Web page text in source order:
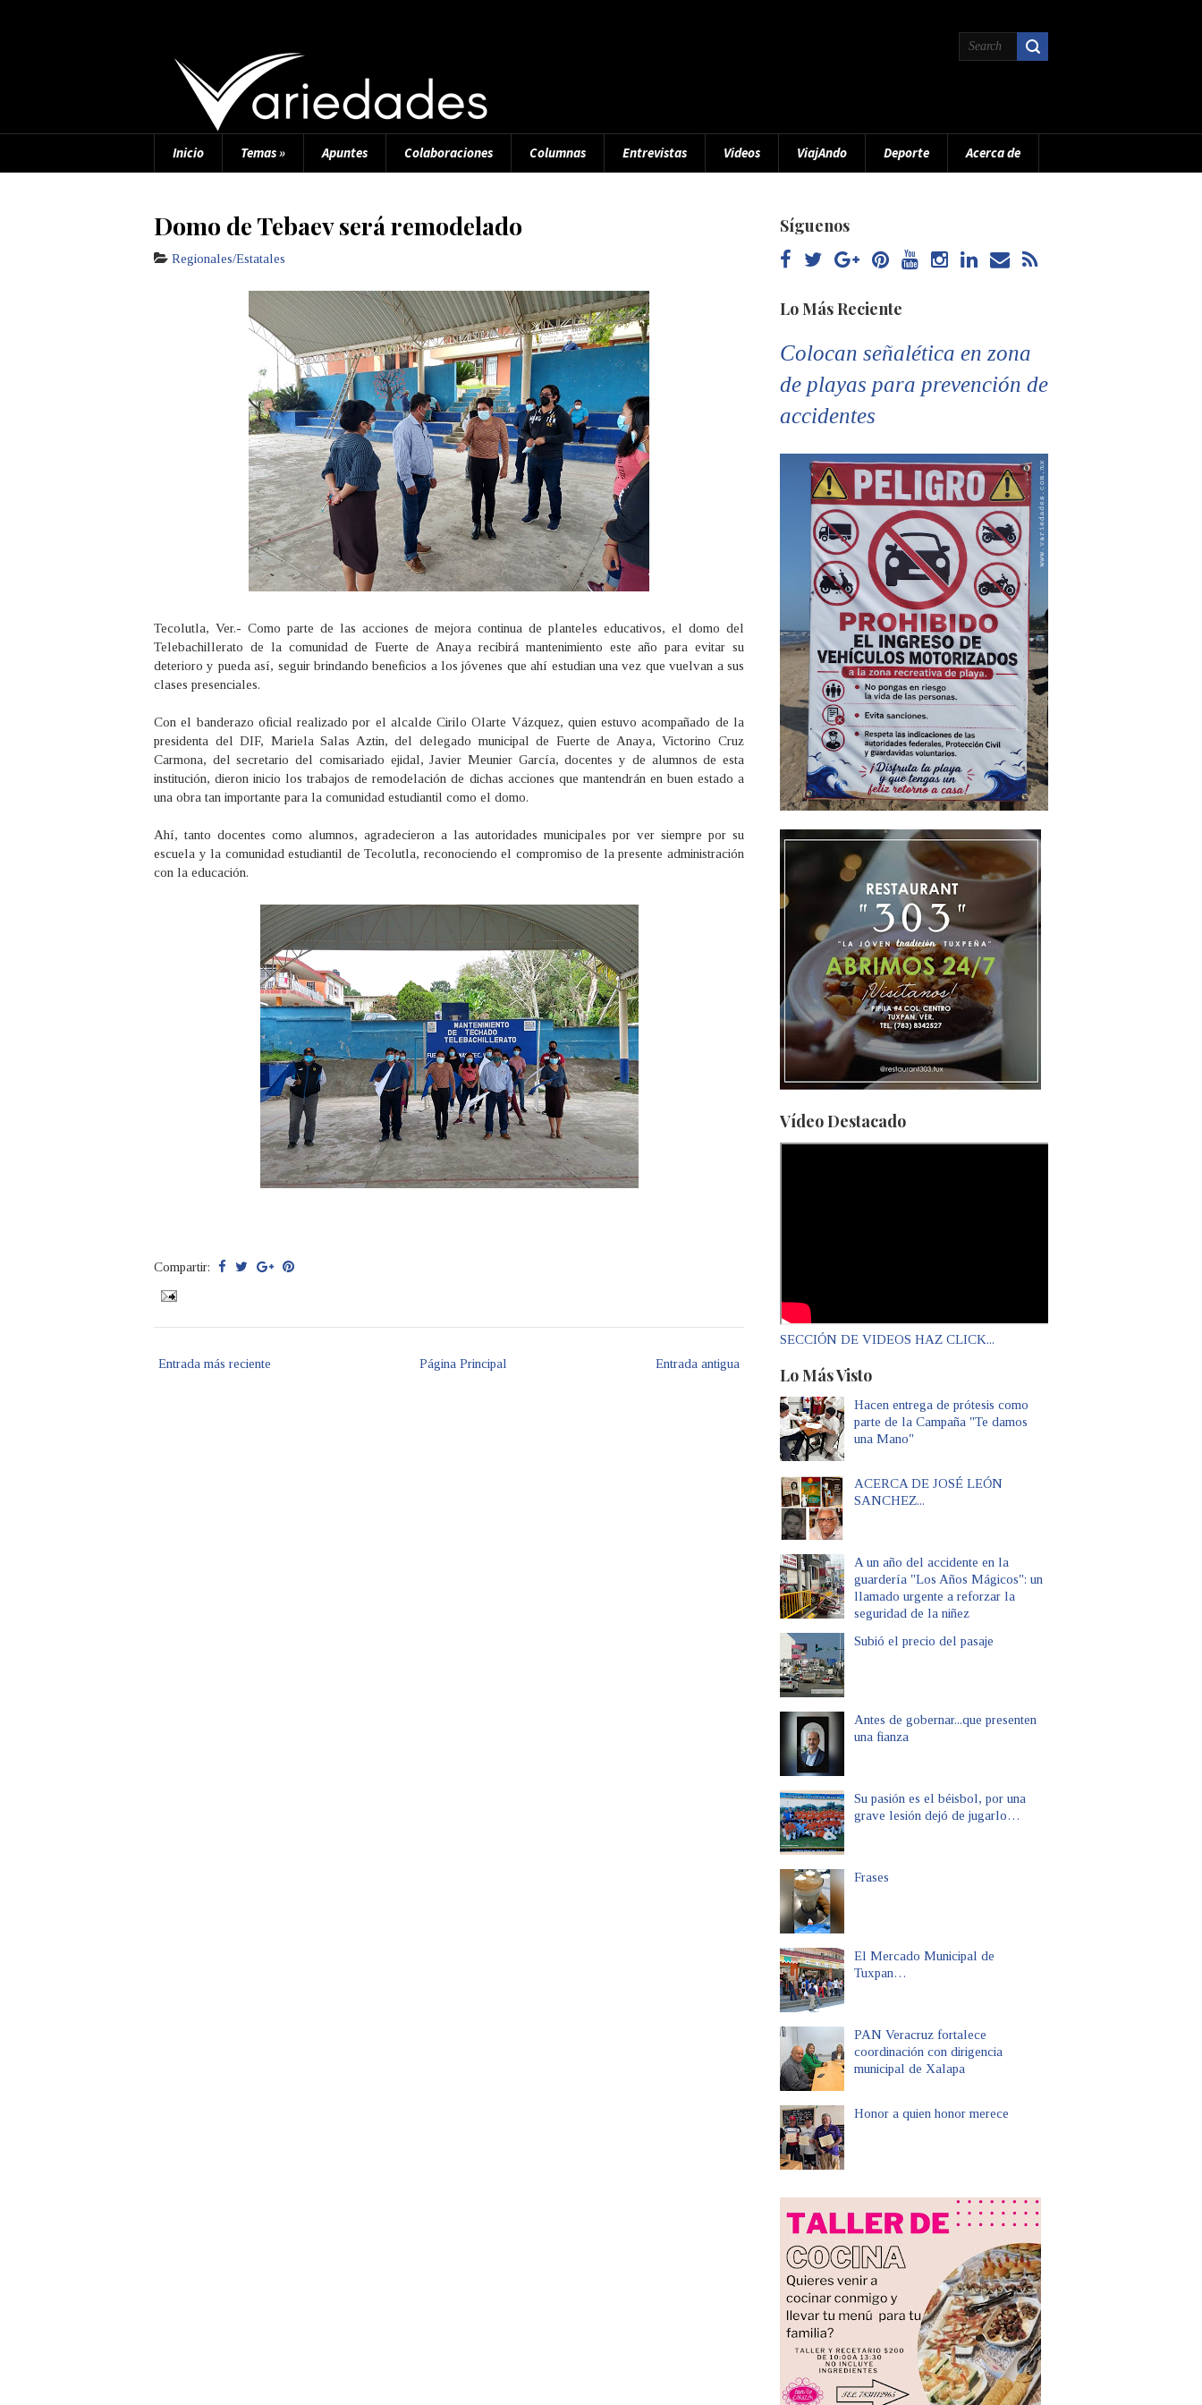
Inicio Temas» Apuntes Colaboraciones Columnas Entrevistas Videos ViajAndo Deporte Acerca de
Domo de Tebaev será remodelado
Regionales/Estatales
Tecolutla, Ver.- Como parte de las acciones de mejora continua de planteles educativos, el domo del
Telebachillerato de la comunidad de Fuerte de Anaya recibirá mantenimiento este año para evitar su
deterioro y pueda así, seguir brindando beneficios a los jóvenes que ahí estudian una vez que vuelvan a sus
clases presenciales.
Con el banderazo oficial realizado por el alcalde Cirilo Olarte Vázquez, quien estuvo acompañado de la
presidenta del DIF, Mariela Salas Aztin, del delegado municipal de Fuerte de Anaya, Victorino Cruz
Carmona, del secretario del comisariado ejidal, Javier Meunier García, docentes y de alumnos de esta
institución, dieron inicio los trabajos de remodelación de dichas acciones que mantendrán en buen estado a
una obra tan importante para la comunidad estudiantil como el domo.
Ahí, tanto docentes como alumnos, agradecieron a las autoridades municipales por ver siempre por su
escuela y la comunidad estudiantil de Tecolutla, reconociendo el compromiso de la presente administración
con la educación.
Compartir:
Entrada más reciente Entrada antigua
Página Principal
Síguenos
Lo Más Reciente
Colocan señalética en zona
de playas para prevención de
accidentes
Vídeo Destacado
SECCIÓN DE VIDEOS HAZ CLICK...
Lo Más Visto
Hacen entrega de prótesis como
parte de la Campaña "Te damos
una Mano"
ACERCA DE JOSÉ LEÓN
SANCHEZ...
A un año del accidente en la
guardería "Los Años Mágicos": un
llamado urgente a reforzar la
seguridad de la niñez
Subió el precio del pasaje
Antes de gobernar...que presenten
una fianza
Su pasión es el béisbol, por una
grave lesión dejó de jugarlo…
Frases
El Mercado Municipal de
Tuxpan…
PAN Veracruz fortalece
coordinación con dirigencia
municipal de Xalapa
Honor a quien honor merece